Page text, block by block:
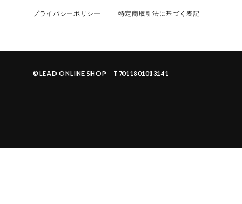
プライバシーポリシー 特定商取引法に基づく表記
©︎LEAD ONLINE SHOP T7011801013141